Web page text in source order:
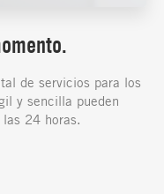
de servicios para los
y sencilla pueden
24 horas.